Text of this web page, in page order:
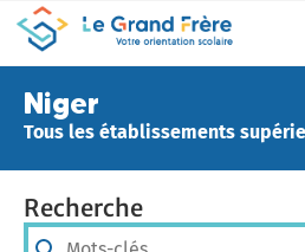
Niger
Tous les établissements
Recherche
Recherche
Recherche